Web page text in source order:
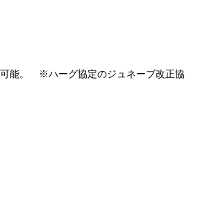
能。 ※ハーグ協定のジュネーブ改正協